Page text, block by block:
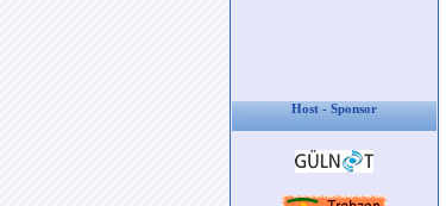
Host - Sponsor